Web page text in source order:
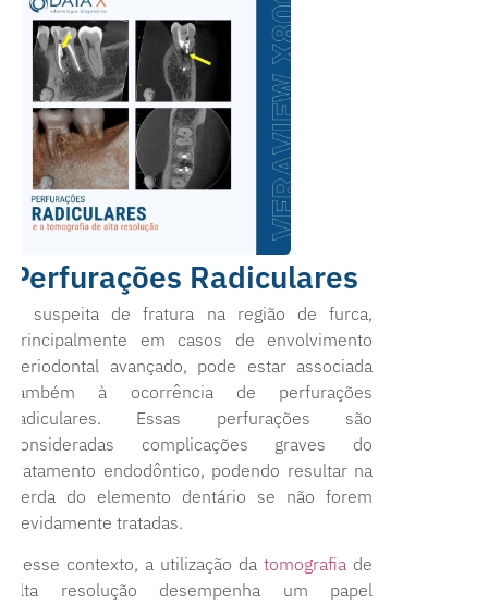
Perfurações Radiculares
A suspeita de fratura na região de furca,
principalmente em casos de envolvimento
periodontal avançado, pode estar associada
também à ocorrência de perfurações
radiculares. Essas perfurações são
consideradas complicações graves do
tratamento endodôntico, podendo resultar na
perda do elemento dentário se não forem
devidamente tratadas.
Nesse contexto, a utilização da tomografia de
alta resolução desempenha um papel